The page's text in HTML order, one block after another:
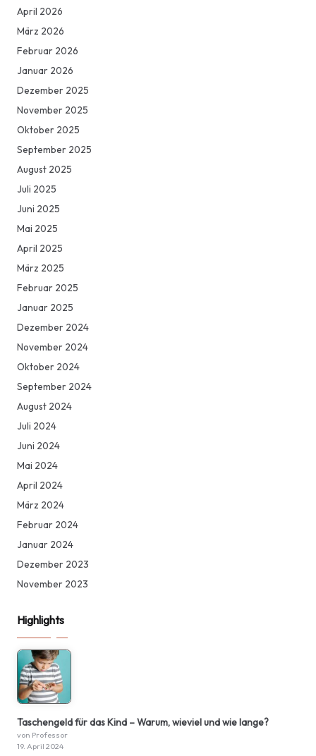
April 2026
März 2026
Februar 2026
Januar 2026
Dezember 2025
November 2025
Oktober 2025
September 2025
August 2025
Juli 2025
Juni 2025
Mai 2025
April 2025
März 2025
Februar 2025
Januar 2025
Dezember 2024
November 2024
Oktober 2024
September 2024
August 2024
Juli 2024
Juni 2024
Mai 2024
April 2024
März 2024
Februar 2024
Januar 2024
Dezember 2023
November 2023
Highlights
Taschengeld für das Kind – Warum, wieviel und wie lange?
von Professor
19. April 2024